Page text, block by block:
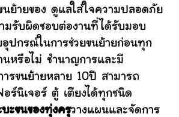
นย้ายของ ดูแลใส่ใจความปลอดภัย
มรับผิดชอบต่องานที่ได้รับมอบ
ปกรณ์ในการช่วยขนย้ายก่อนทุก
นหรือไม่ ชำนาญการและมี
รขนย้ายหลาย 10ปี สามารถ
ร์นิเจอร์ ตู้ เตียงได้ทุกชนิด
บะขนของทุ่งครุวางแผนและจัดการ